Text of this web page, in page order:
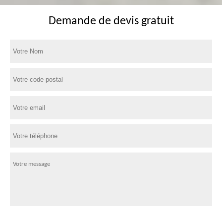
Demande de devis gratuit